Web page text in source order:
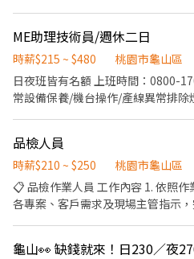
津貼加碼250~600💸 🕒 上班時段 ▪
$210 ▪ 晚班：18:00 - 03:00｜時薪 $240 地址: 桃1📍桃園市
桃5📍桃園市觀音區寶倉街 桃6📍桃
楊梅區環東路 桃9📍桃園市大園區建
路
【@317tpzqd】明熙-Blue專員 加
⭕️免費諮詢 ❌無收取仲介費
場有搬運車)等 依現場主管要求完成工作內容 👷‍♂️粗工
班1小時$275(長期配合 報酬漸增)
+$100 加班1小時$350 👷🏻當月做
$1000(詳細規定另外說明) 領錢方式⬇️ 1.日領匯款 2.週領匯款 3.週領
現金 4.固定每月15號匯款(月)
ME助理技術員/週休二日
時薪$215 ~ $480
桃園市龜山區
日夜班皆有名額 上班時間：0800-1700/2000-0500 工作內容：日
常設備保養/機台操作/產線異常排除燈
品檢人員
時薪$210 ~ $250
桃園市龜山區
📋 品檢作業人員 工作內容 1. 依照作業指導書（SOP）執行工作 依
各專案、客戶需求及現場主管指示，完成
按鍵、接口、組裝確認等）。 4. 產品分類與處理 將產品區分為良品